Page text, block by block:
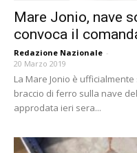
Mare Jonio, nave
convoca il
Redazione Nazionale -
20 Marzo 2019
La Mare Jonio è
braccio di ferro sulla nave
approdata ieri sera...